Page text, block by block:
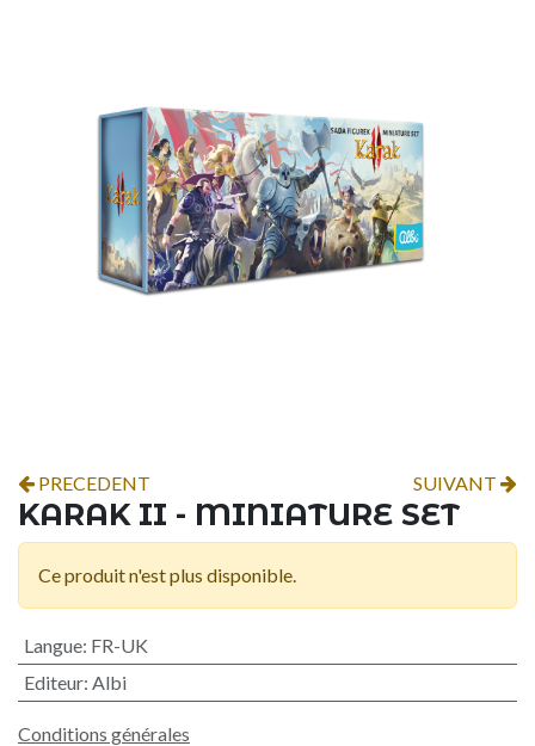
PRECEDENT SUIVANT
KARAK II - MINIATURE SET
Ce produit n'est plus disponible.
Langue: FR-UK
Editeur: Albi
Conditions générales